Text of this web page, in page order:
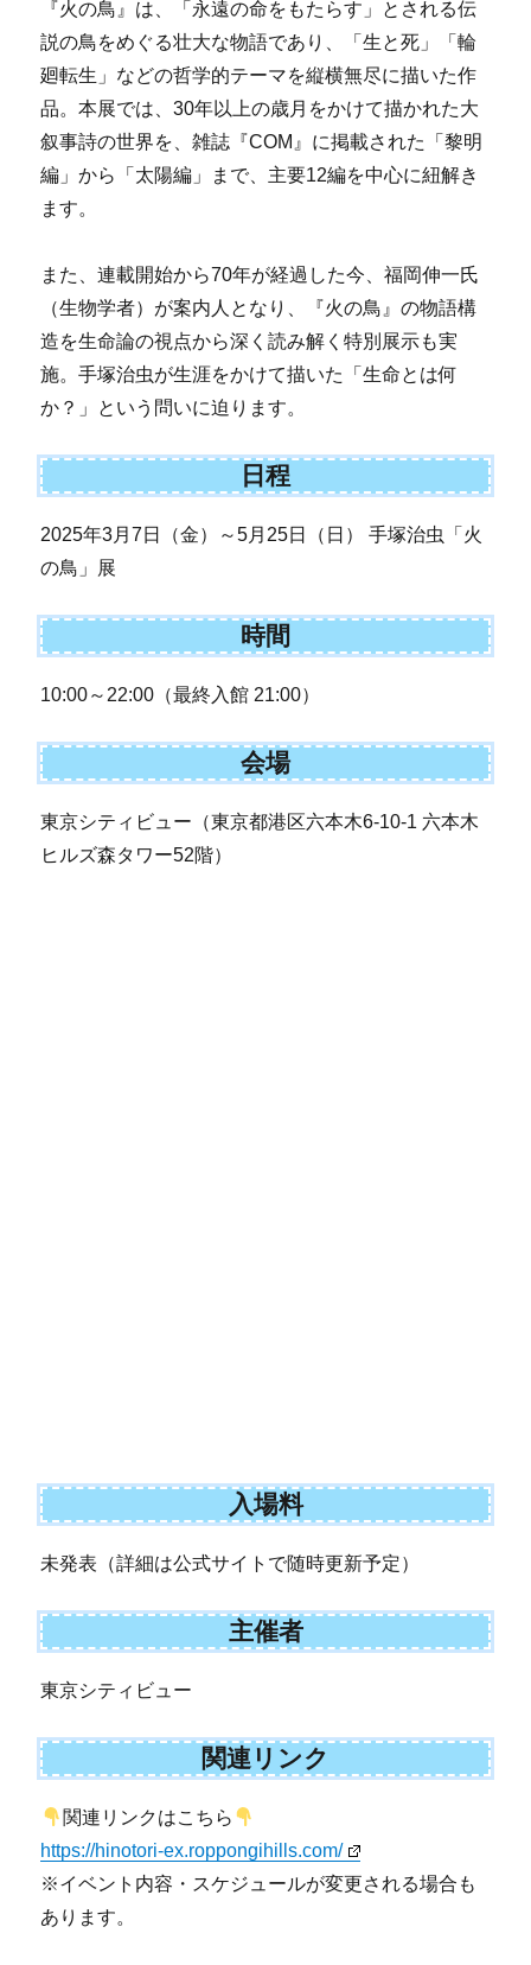
『火の鳥』は、「永遠の命をもたらす」とされる伝
説の鳥をめぐる壮大な物語であり、「生と死」「輪
廻転生」などの哲学的テーマを縦横無尽に描いた作
品。本展では、30年以上の歳月をかけて描かれた大
叙事詩の世界を、雑誌『COM』に掲載された「黎明
編」から「太陽編」まで、主要12編を中心に紐解き
ます。
また、連載開始から70年が経過した今、福岡伸一氏
（生物学者）が案内人となり、『火の鳥』の物語構
造を生命論の視点から深く読み解く特別展示も実
施。手塚治虫が生涯をかけて描いた「生命とは何
か？」という問いに迫ります。
日程
2025年3月7日（金）～5月25日（日） 手塚治虫「火
の鳥」展
時間
10:00～22:00（最終入館 21:00）
会場
東京シティビュー（東京都港区六本木6-10-1 六本木
ヒルズ森タワー52階）
入場料
未発表（詳細は公式サイトで随時更新予定）
主催者
東京シティビュー
関連リンク
関連リンクはこちら
https://hinotori-ex.roppongihills.com/
※イベント内容・スケジュールが変更される場合も
あります。